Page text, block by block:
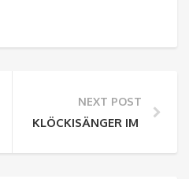
BEI TEAMWATZMANN
NEXT POST
KLÖCKISÄNGER IM